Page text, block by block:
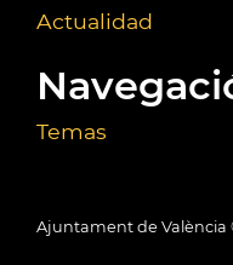
Actualidad
Temas
Ajuntament de València